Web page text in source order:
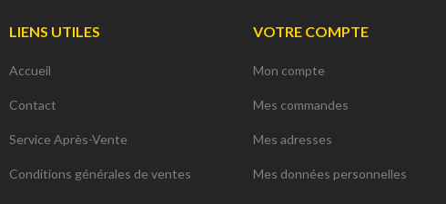
LIENS UTILES
Accueil
Contact
Service Après-Vente
Conditions générales de ventes
VOTRE COMPTE
Mon compte
Mes commandes
Mes adresses
Mes données personnelles